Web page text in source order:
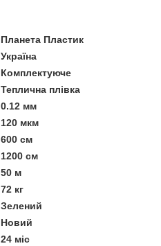
Планета Пластик
Україна
Комплектуюче
Теплична плівка
0.12 мм
120 мкм
600 см
1200 см
50 м
72 кг
Зелений
Новий
24 міс